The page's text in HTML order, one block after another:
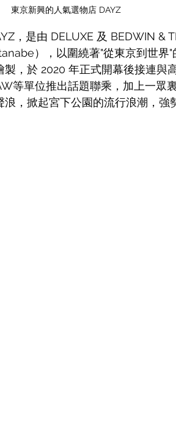
東京新興的人氣選物店 DAYZ
，是由 DELUXE 及 BEDWIN &
）， 以圍繞著"從東京到世界
，於 2020 年正式開幕後接連與
等單位推出話題聯乘，加上一眾
，掀起宮下公園的流行浪潮，強